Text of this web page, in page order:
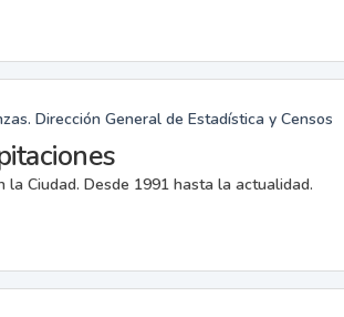
Dirección General de Estadística y Censos
la Ciudad. Desde 1991 hasta la actualidad.